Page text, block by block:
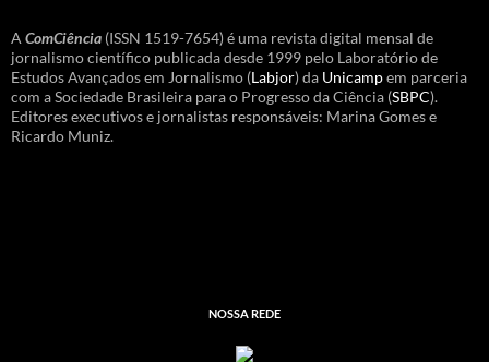
AComCiência (ISSN 1519-7654) é uma revista digital mensal de
jornalismo científico publicada desde 1999 pelo Laboratório de
Estudos Avançados em Jornalismo (Labjor) da Unicampem parceria
com a Sociedade Brasileira para o Progresso da Ciência (SBPC).
Editores executivos e jornalistas responsáveis: Marina Gomes e
Ricardo Muniz.
NOSSA REDE